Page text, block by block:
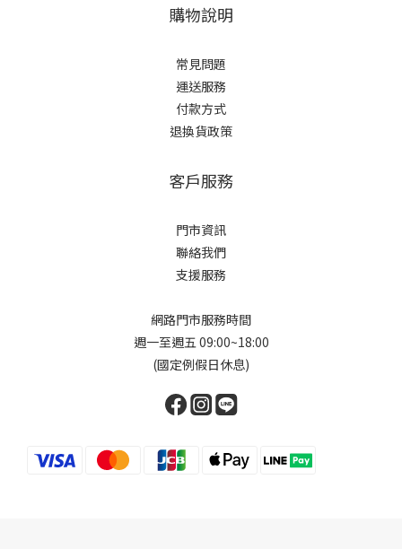
購物說明
常見問題
運送服務
付款方式
退換貨政策
客戶服務
門市資訊
聯絡我們
支援服務
網路門市服務時間
週一至週五 09:00~18:00
(國定例假日休息)